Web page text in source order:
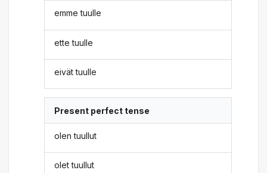
emme tuulle
ette tuulle
eivät tuulle
Present perfect tense
olen tuullut
olet tuullut